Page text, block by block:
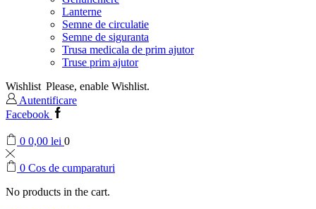
Lanterne
Semne de circulatie
Semne de siguranta
Trusa medicala de prim ajutor
Truse prim ajutor
Wishlist Please, enable Wishlist.
Autentificare
Facebook
0 0,00 lei 0
0 Cos de cumparaturi
No products in the cart.